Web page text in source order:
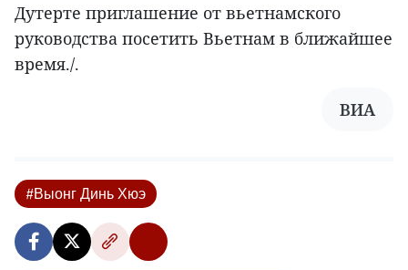
Дутерте приглашение от вьетнамского
руководства посетить Вьетнам в ближайшее
время./.
ВИА
#Выонг Динь Хюэ